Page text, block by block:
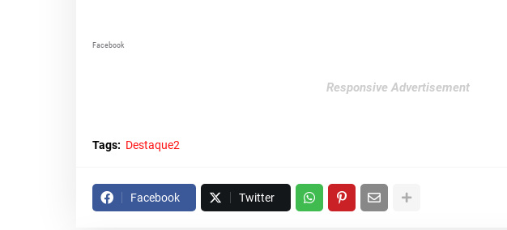
Facebook
Responsive Advertisement
Tags: Destaque2
Facebook Twitter